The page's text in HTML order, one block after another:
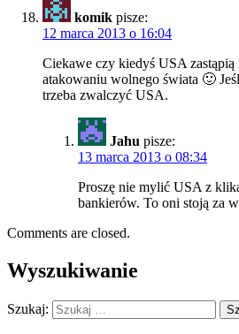
komik pisze:
12 marca 2013 o 16:04
Ciekawe czy kiedyś USA
atakowaniu wolnego świata 🙂
trzeba zwalczyć USA.
Jahu pisze:
13 marca 2013 o 08:34
Proszę nie mylić USA z
bankierów. To oni stoją za
Comments are closed.
Wyszukiwanie
Szukaj: